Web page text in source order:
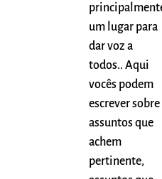
um lugar para
dar voz a
todos.. Aqui
vocês podem
escrever sobre
assuntos que
achem
pertinente,